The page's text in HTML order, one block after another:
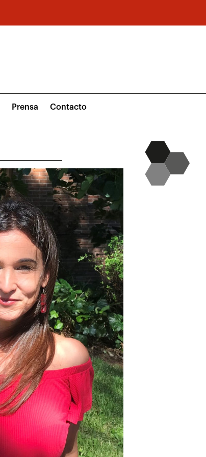
Prensa Contacto